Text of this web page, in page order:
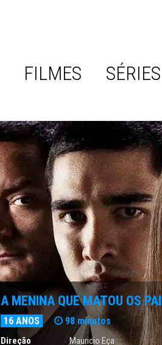
FILMES SÉRIES
A MENINA QUE MATOU OS
16 ANOS 98 minutos
Direção
Mauricio Eça